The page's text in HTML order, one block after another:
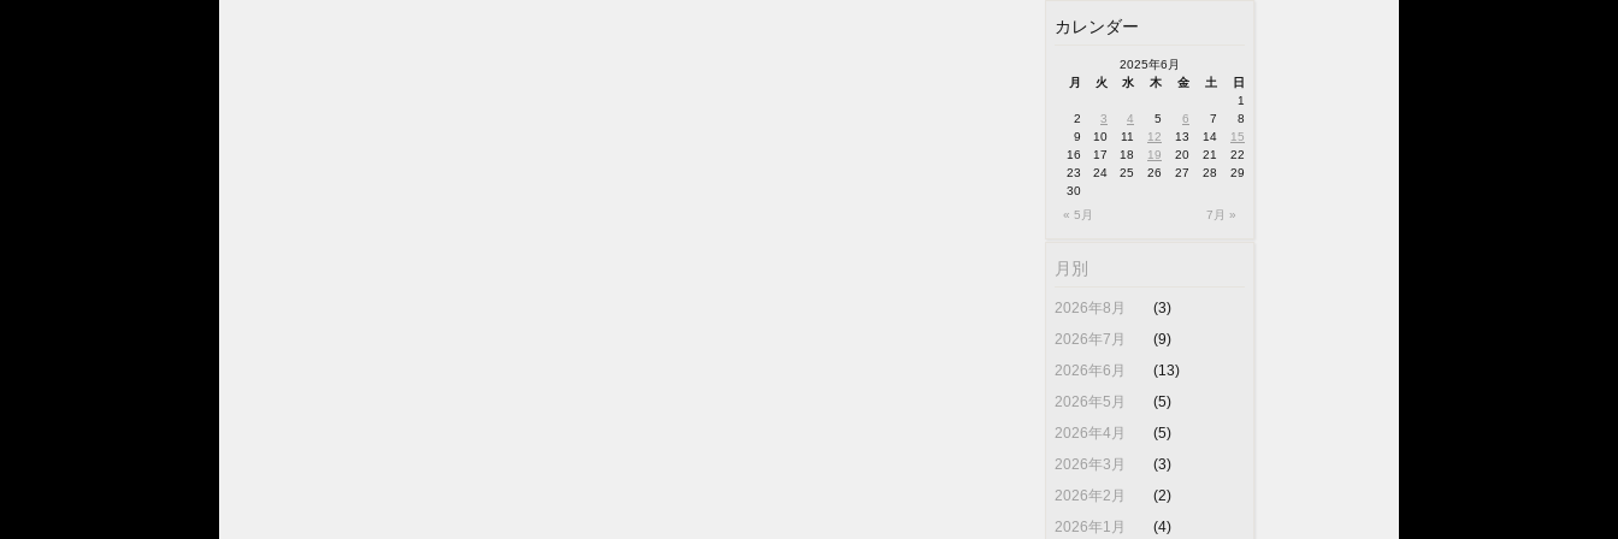
カレンダー
2025年6月
月
火 水 木 金 土 日
« 5月 7月 »
1
2
3 4 5 6 7
8
9
10 11 12 13 14
15
16
17 18 19 20 21
22
23
24 25 26 27 28
29
30
月別
2026年8月
(3)
2026年7月
(9)
2026年6月
(13)
2026年5月
(5)
2026年4月
(5)
2026年3月
(3)
2026年2月
(2)
2026年1月
(4)